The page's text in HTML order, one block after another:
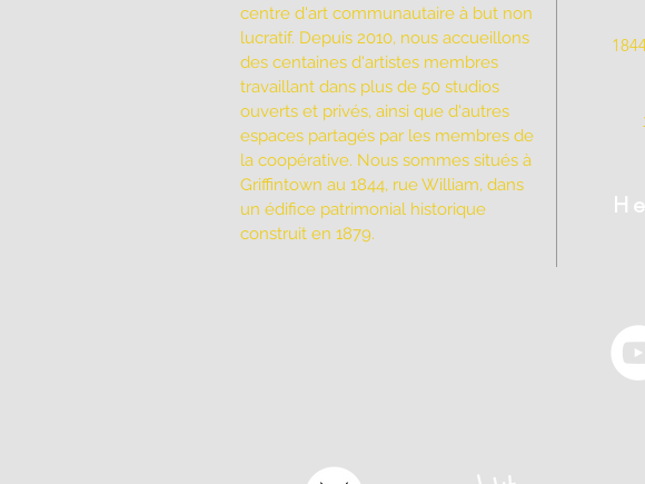
centre d'art communautaire à but non
lucratif. Depuis 2010, nous accueillons
des centaines d'artistes membres
travaillant dans plus de 50 studios
ouverts et privés, ainsi que d'autres
espaces partagés par les membres de
la coopérative. Nous sommes situés à
Griffintown au 1844, rue William, dans
un édifice patrimonial historique
construit en 1879.